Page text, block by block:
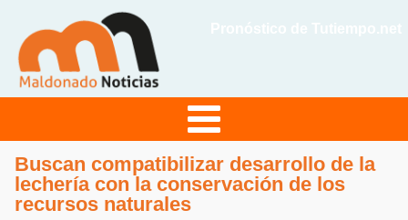
Buscan compatibilizar desarrollo de la
lechería con la conservación de los
recursos naturales